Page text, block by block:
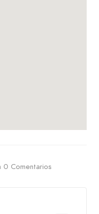
a relajarte con
Chocolate
0 Comentarios